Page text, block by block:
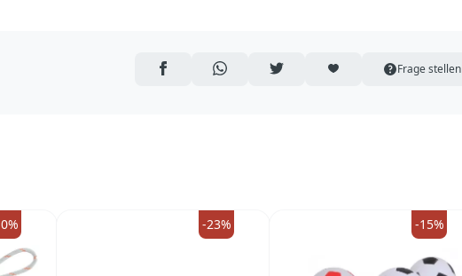
AUF FACEBOOK TEILEN
ÜBER WHATSAPP TEILEN
AUF TWITTER TEILENARTIKEL AUF DIE MERKLISTE
Frage stellen
-23% -15%